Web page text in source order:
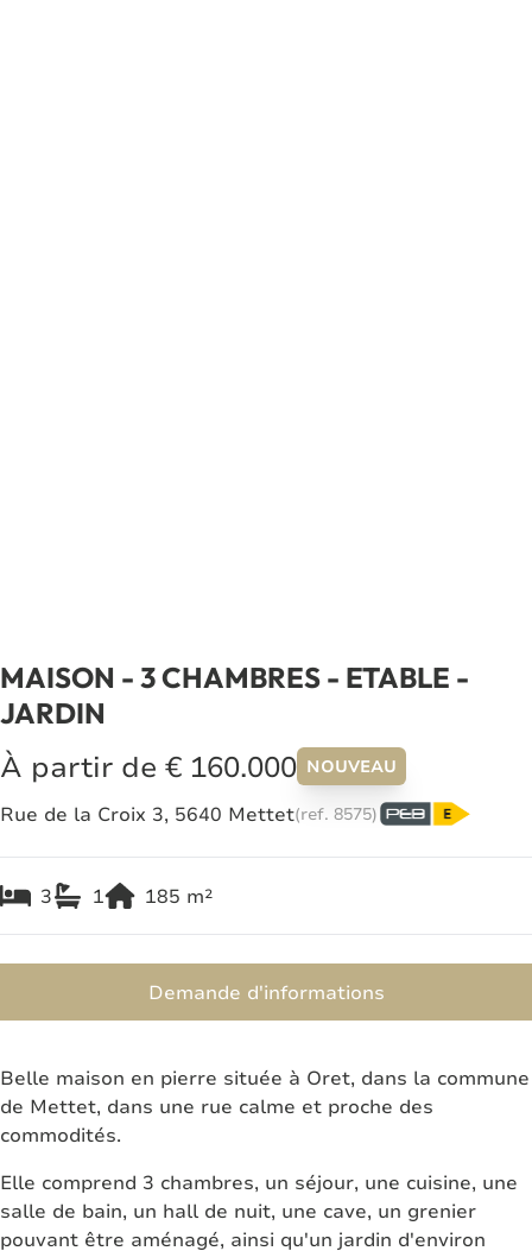
MAISON - 3 CHAMBRES - ETABLE -
JARDIN
À partir de € 160.000 NOUVEAU
Rue de la Croix 3, 5640 Mettet(ref. 8575)
3 1 185 m²
Demande d'informations
Belle maison en pierre située à Oret, dans la commune
de Mettet, dans une rue calme et proche des
commodités.
Elle comprend 3 chambres, un séjour, une cuisine, une
salle de bain, un hall de nuit, une cave, un grenier
pouvant être aménagé, ainsi qu'un jardin d'environ